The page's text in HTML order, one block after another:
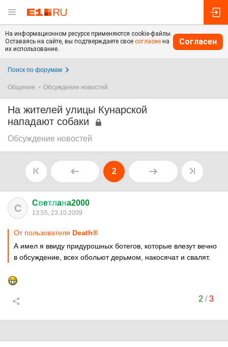
На информационном ресурсе применяются cookie-файлы.
Оставаясь на сайте, вы подтверждаете свое согласие на
их использование.
Согласен
Поиск по форумам
Общение Обсуждение новостей
На жителей улицы Кунарской
нападают собаки
Обсуждение новостей
2
C Cвeтлaнa2000
13:55, 23.10.2009
От пользователя Death®
А имел я ввиду придурошных ботегов, которые влезут вечно
в обсуждение, всех обольют дерьмом, накосячат и свалят.
2 /3